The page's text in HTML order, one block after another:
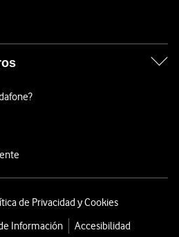
de Privacidad y Cookies
Información
Accesibilidad